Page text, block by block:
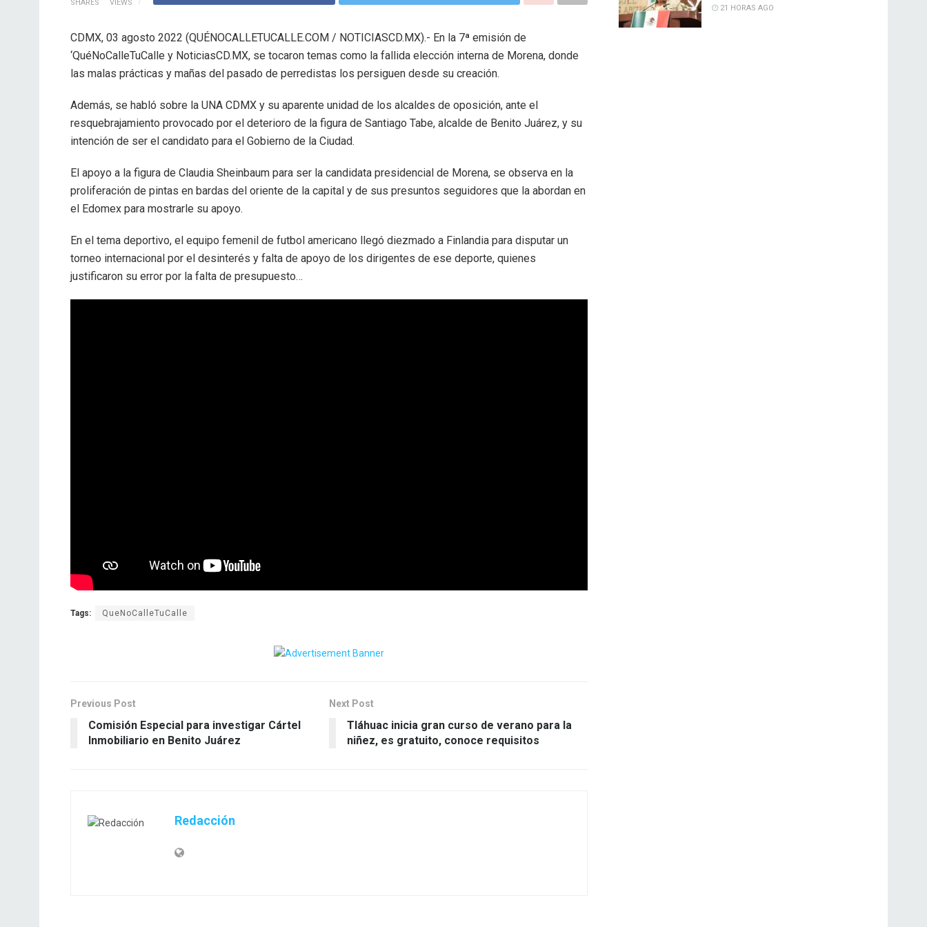
SHARES VIEWS
CDMX, 03 agosto 2022 (QUÉNOCALLETUCALLE.COM / NOTICIASCD.MX).- En la 7ª emisión de
‘QuéNoCalleTuCalle y NoticiasCD.MX, se tocaron temas como la fallida elección interna de Morena, donde
las malas prácticas y mañas del pasado de perredistas los persiguen desde su creación.
Además, se habló sobre la UNA CDMX y su aparente unidad de los alcaldes de oposición, ante el
resquebrajamiento provocado por el deterioro de la figura de Santiago Tabe, alcalde de Benito Juárez, y su
intención de ser el candidato para el Gobierno de la Ciudad.
El apoyo a la figura de Claudia Sheinbaum para ser la candidata presidencial de Morena, se observa en la
proliferación de pintas en bardas del oriente de la capital y de sus presuntos seguidores que la abordan en
el Edomex para mostrarle su apoyo.
En el tema deportivo, el equipo femenil de futbol americano llegó diezmado a Finlandia para disputar un
torneo internacional por el desinterés y falta de apoyo de los dirigentes de ese deporte, quienes
justificaron su error por la falta de presupuesto…
Tags: QueNoCalleTuCalle
Previous Post
Comisión Especial para investigar Cártel
Inmobiliario en Benito Juárez
Next Post
Tláhuac inicia gran curso de verano para la
niñez, es gratuito, conoce requisitos
Redacción
21 HORAS AGO